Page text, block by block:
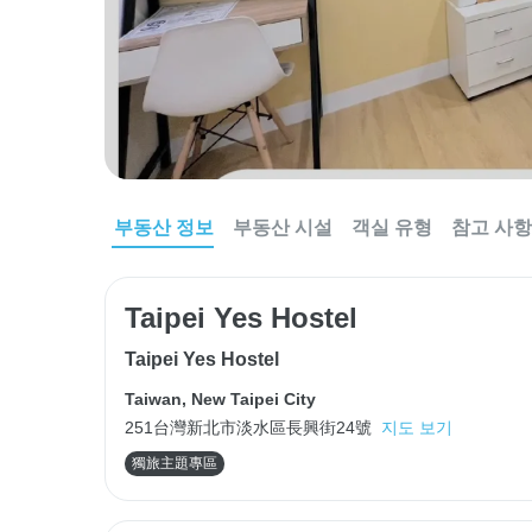
부동산 정보 부동산 시설 객실 유형 참고 사항
Taipei Yes Hostel
Taipei Yes Hostel
Taiwan, New Taipei City
251台灣新北市淡水區長興街24號
지도 보기
獨旅主題專區